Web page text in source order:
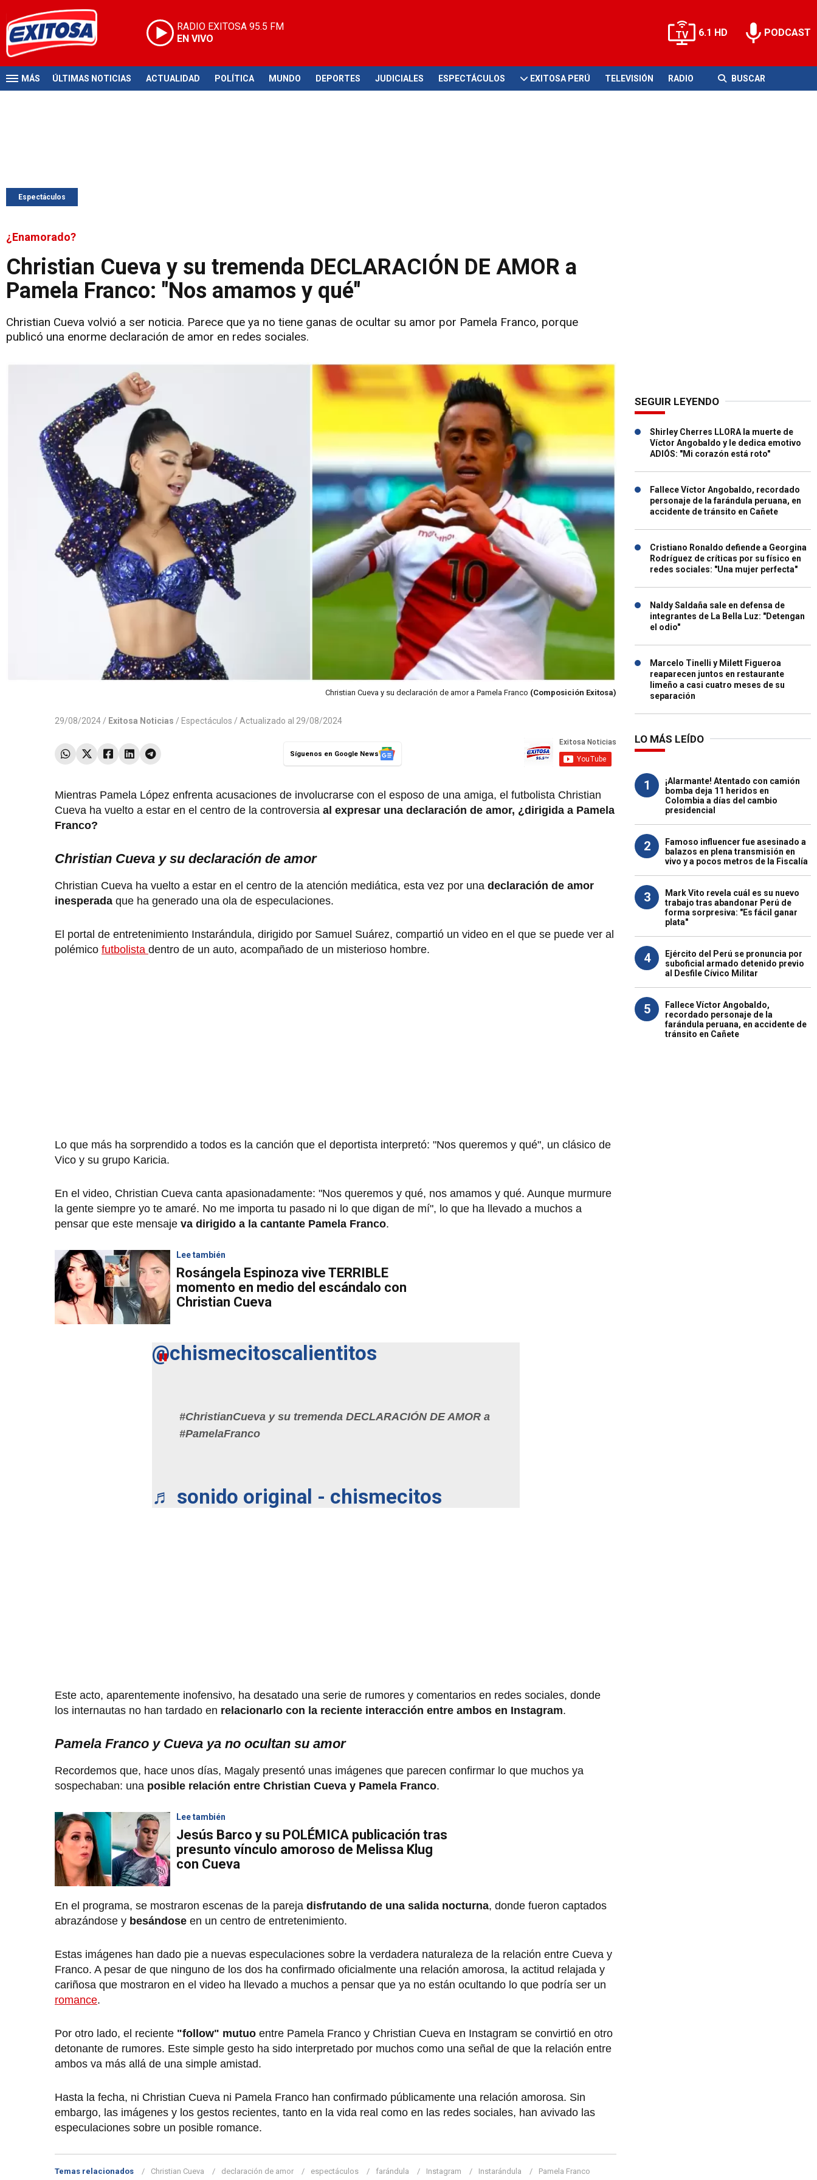
RADIO EXITOSA 95.5 FM
EN VIVO
6.1 HD PODCAST
MÁS ÚLTIMAS NOTICIAS ACTUALIDAD POLÍTICA MUNDO DEPORTES JUDICIALES ESPECTÁCULOS EXITOSA PERÚ TELEVISIÓN RADIO BUSCAR
Espectáculos
¿Enamorado?
Christian Cueva y su tremenda DECLARACIÓN DE AMOR a
Pamela Franco: "Nos amamos y qué"
Christian Cueva volvió a ser noticia. Parece que ya no tiene ganas de ocultar su amor por Pamela Franco, porque
publicó una enorme declaración de amor en redes sociales.
Christian Cueva y su declaración de amor a Pamela Franco (Composición Exitosa)
29/08/2024 / Exitosa Noticias / Espectáculos / Actualizado al 29/08/2024
Síguenos en Google News
Mientras Pamela López enfrenta acusaciones de involucrarse con el esposo de una amiga, el futbolista Christian
Cueva ha vuelto a estar en el centro de la controversia al expresar una declaración de amor, ¿dirigida a Pamela
Franco?
Christian Cueva y su declaración de amor
Christian Cueva ha vuelto a estar en el centro de la atención mediática, esta vez por una declaración de amor
inesperada que ha generado una ola de especulaciones.
El portal de entretenimiento Instarándula, dirigido por Samuel Suárez, compartió un video en el que se puede ver al
polémico futbolista dentro de un auto, acompañado de un misterioso hombre.
Lo que más ha sorprendido a todos es la canción que el deportista interpretó: "Nos queremos y qué", un clásico de
Vico y su grupo Karicia.
En el video, Christian Cueva canta apasionadamente: "Nos queremos y qué, nos amamos y qué. Aunque murmure
la gente siempre yo te amaré. No me importa tu pasado ni lo que digan de mí", lo que ha llevado a muchos a
pensar que este mensaje va dirigido a la cantante Pamela Franco.
Lee también
Rosángela Espinoza vive TERRIBLE
momento en medio del escándalo con
Christian Cueva
@chismecitoscalientitos
#ChristianCueva y su tremenda DECLARACIÓN DE AMOR a
#PamelaFranco
♬ sonido original - chismecitos
Este acto, aparentemente inofensivo, ha desatado una serie de rumores y comentarios en redes sociales, donde
los internautas no han tardado en relacionarlo con la reciente interacción entre ambos en Instagram.
Pamela Franco y Cueva ya no ocultan su amor
Recordemos que, hace unos días, Magaly presentó unas imágenes que parecen confirmar lo que muchos ya
sospechaban: una posible relación entre Christian Cueva y Pamela Franco.
Lee también
Jesús Barco y su POLÉMICA publicación tras
presunto vínculo amoroso de Melissa Klug
con Cueva
En el programa, se mostraron escenas de la pareja disfrutando de una salida nocturna, donde fueron captados
abrazándose y besándose en un centro de entretenimiento.
Estas imágenes han dado pie a nuevas especulaciones sobre la verdadera naturaleza de la relación entre Cueva y
Franco. A pesar de que ninguno de los dos ha confirmado oficialmente una relación amorosa, la actitud relajada y
cariñosa que mostraron en el video ha llevado a muchos a pensar que ya no están ocultando lo que podría ser un
romance.
Por otro lado, el reciente "follow" mutuo entre Pamela Franco y Christian Cueva en Instagram se convirtió en otro
detonante de rumores. Este simple gesto ha sido interpretado por muchos como una señal de que la relación entre
ambos va más allá de una simple amistad.
Hasta la fecha, ni Christian Cueva ni Pamela Franco han confirmado públicamente una relación amorosa. Sin
embargo, las imágenes y los gestos recientes, tanto en la vida real como en las redes sociales, han avivado las
especulaciones sobre un posible romance.
Temas relacionados Christian Cueva declaración de amor espectáculos farándula Instagram Instarándula Pamela Franco
SEGUIR LEYENDO
Shirley Cherres LLORA la muerte de
Víctor Angobaldo y le dedica emotivo
ADIÓS: "Mi corazón está roto"
Fallece Víctor Angobaldo, recordado
personaje de la farándula peruana, en
accidente de tránsito en Cañete
Cristiano Ronaldo defiende a Georgina
Rodríguez de críticas por su físico en
redes sociales: "Una mujer perfecta"
Naldy Saldaña sale en defensa de
integrantes de La Bella Luz: "Detengan
el odio"
Marcelo Tinelli y Milett Figueroa
reaparecen juntos en restaurante
limeño a casi cuatro meses de su
separación
LO MÁS LEÍDO
1
¡Alarmante! Atentado con camión
bomba deja 11 heridos en
Colombia a días del cambio
presidencial
2
Famoso influencer fue asesinado a
balazos en plena transmisión en
vivo y a pocos metros de la Fiscalía
3
Mark Vito revela cuál es su nuevo
trabajo tras abandonar Perú de
forma sorpresiva: "Es fácil ganar
plata"
4
Ejército del Perú se pronuncia por
suboficial armado detenido previo
al Desfile Cívico Militar
5
Fallece Víctor Angobaldo,
recordado personaje de la
farándula peruana, en accidente de
tránsito en Cañete